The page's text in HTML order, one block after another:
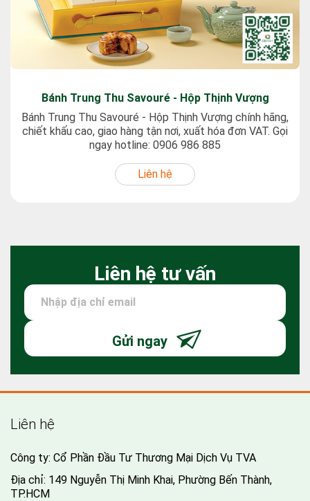
Bánh Trung Thu Savouré - Hộp Thịnh Vượng
Bánh Trung Thu Savouré - Hộp Thịnh Vượng chính hãng,
chiết khấu cao, giao hàng tận nơi, xuất hóa đơn VAT. Gọi
ngay hotline: 0906 986 885
Liên hệ
Liên hệ tư vấn
Gửi ngay
Liên hệ
Công ty: Cổ Phần Đầu Tư Thương Mại Dịch Vụ TVA
Địa chỉ: 149 Nguyễn Thị Minh Khai, Phường Bến Thành,
TP.HCM